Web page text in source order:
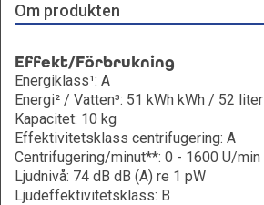
Om produkten
Effekt/Förbrukning
Energiklass¹: A
Energi² / Vatten³: 51 kWh kWh / 52 liter
Kapacitet: 10 kg
Effektivitetsklass centrifugering: A
Centrifugering/minut**: 0 - 1600 U/min
Ljudnivå: 74 dB dB (A) re 1 pW
Ljudeffektivitetsklass: B